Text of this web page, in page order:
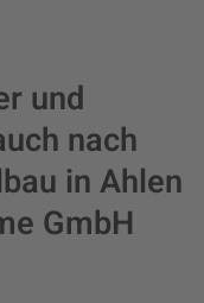
und
nach
in Ahlen
GmbH